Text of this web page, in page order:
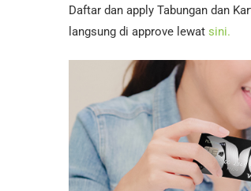
Daftar dan apply Tabungan dan
langsung di approve lewat sini.